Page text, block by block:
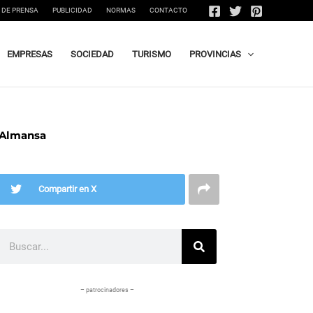
PRENSA PUBLICIDAD NORMAS CONTACTO
EMPRESAS SOCIEDAD TURISMO PROVINCIAS
Compartir en X
– patrocinadores –